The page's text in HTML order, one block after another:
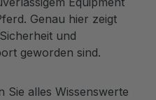
Genau hier zeigt
und
geworden sind.
Sie alles Wissenswerte